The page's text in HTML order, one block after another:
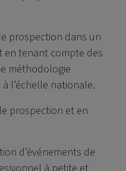
prospection dans un
en tenant compte des
méthodologie
l’échelle nationale.
prospection et en
d’événements de